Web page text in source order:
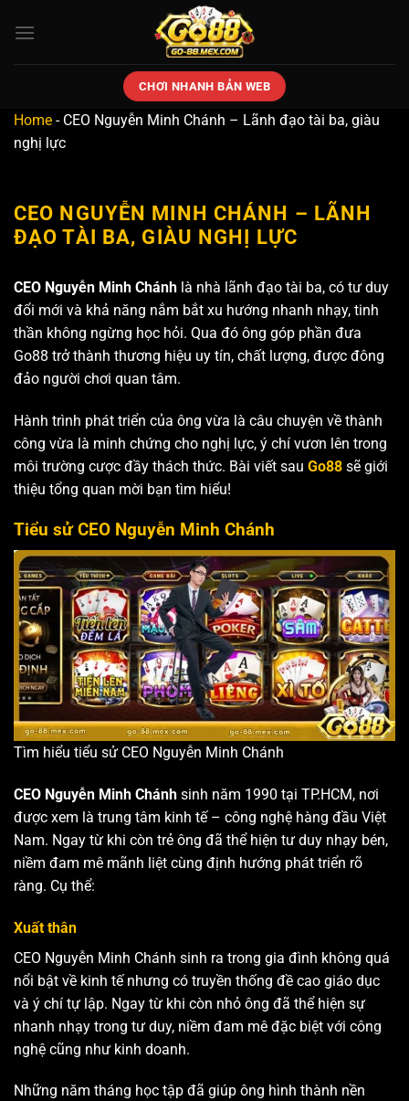
qua
CHƠI NHANH BẢN WEB
Home - CEO Nguyễn Minh Chánh – Lãnh đạo tài ba, giàu
nghị lực
CEO NGUYỄN MINH CHÁNH – LÃNH
ĐẠO TÀI BA, GIÀU NGHỊ LỰC
CEO Nguyễn Minh Chánh là nhà lãnh đạo tài ba, có tư duy
đổi mới và khả năng nắm bắt xu hướng nhanh nhạy, tinh
thần không ngừng học hỏi. Qua đó ông góp phần đưa
Go88 trở thành thương hiệu uy tín, chất lượng, được đông
đảo người chơi quan tâm.
Hành trình phát triển của ông vừa là câu chuyện về thành
công vừa là minh chứng cho nghị lực, ý chí vươn lên trong
môi trường cược đầy thách thức. Bài viết sau Go88 sẽ giới
thiệu tổng quan mời bạn tìm hiểu!
Tiểu sử CEO Nguyễn Minh Chánh
Tìm hiểu tiểu sử CEO Nguyễn Minh Chánh
CEO Nguyễn Minh Chánh sinh năm 1990 tại TP.HCM, nơi
được xem là trung tâm kinh tế – công nghệ hàng đầu Việt
Nam. Ngay từ khi còn trẻ ông đã thể hiện tư duy nhạy bén,
niềm đam mê mãnh liệt cùng định hướng phát triển rõ
ràng. Cụ thể:
Xuất thân
CEO Nguyễn Minh Chánh sinh ra trong gia đình không quá
nổi bật về kinh tế nhưng có truyền thống đề cao giáo dục
và ý chí tự lập. Ngay từ khi còn nhỏ ông đã thể hiện sự
nhanh nhạy trong tư duy, niềm đam mê đặc biệt với công
nghệ cũng như kinh doanh.
Những năm tháng học tập đã giúp ông hình thành nền